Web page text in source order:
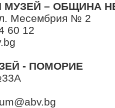
МУЗЕЙ – ОБЩИНА
Месембрия № 2
60 12
- ПОМОРИЕ